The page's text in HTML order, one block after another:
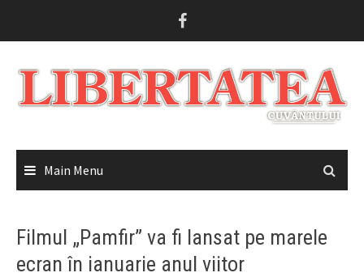
Main Menu
Filmul „Pamfir” va fi lansat pe marele
ecran în ianuarie anul viitor